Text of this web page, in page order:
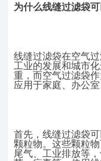
为什么线缝过滤袋
线缝过滤袋在空气
工业的发展和城市
重，而空气过滤袋
应用于家庭、办公
首先，线缝过滤袋
颗粒物。这些颗粒
尾气、工业排放等